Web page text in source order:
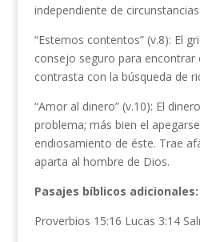
independiente de
“Estemos contentos” (v.8): El
consejo seguro para
contrasta con la búsqueda de
“Amor al dinero” (v.10): El
problema; más bien el
endiosamiento de éste. Trae
aparta al hombre de Dios.
Pasajes bíblicos adicionales:
Proverbios 15:16 Lucas 3:14